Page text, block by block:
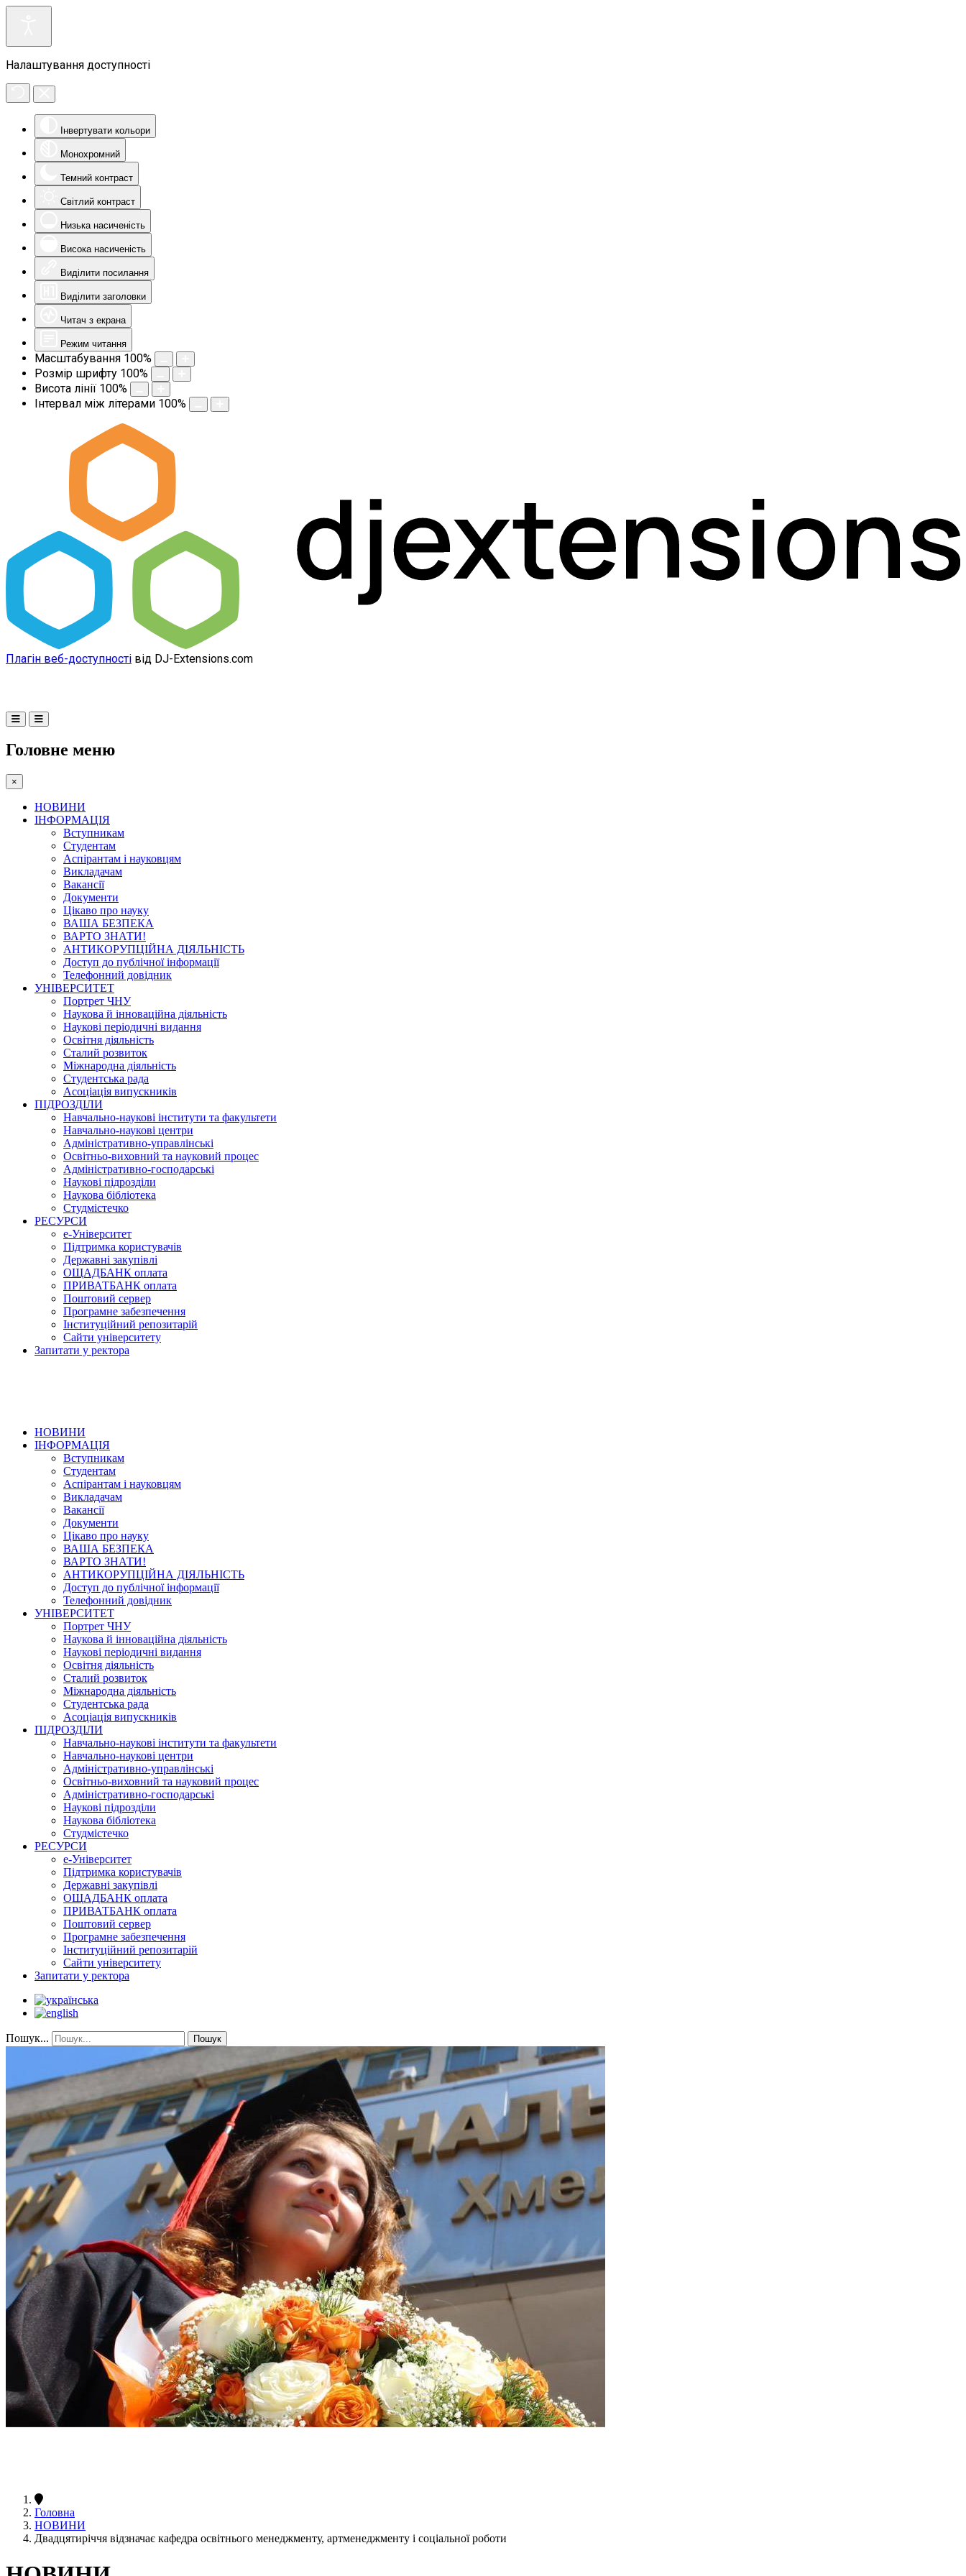
Налаштування доступності
Інвертувати кольори
Монохромний
Темний контраст
Світлий контраст
Низька насиченість
Висока насиченість
Виділити посилання
Виділити заголовки
Читач з екрана
Режим читання
Масштабування 100%
Розмір шрифту 100%
Висота лінії 100%
Інтервал між літерами 100%
Плагін веб-доступності від DJ-Extensions.com
Головне меню
×
НОВИНИ
ІНФОРМАЦІЯ
Вступникам
Студентам
Аспірантам і науковцям
Викладачам
Вакансії
Документи
Цікаво про науку
ВАША БЕЗПЕКА
ВАРТО ЗНАТИ!
АНТИКОРУПЦІЙНА ДІЯЛЬНІСТЬ
Доступ до публічної інформації
Телефонний довідник
УНІВЕРСИТЕТ
Портрет ЧНУ
Наукова й інноваційна діяльність
Наукові періодичні видання
Освітня діяльність
Сталий розвиток
Міжнародна діяльність
Студентська рада
Асоціація випускників
ПІДРОЗДІЛИ
Навчально-наукові інститути та факультети
Навчально-наукові центри
Адміністративно-управлінські
Освітньо-виховний та науковий процес
Адміністративно-господарські
Наукові підрозділи
Наукова бібліотека
Студмістечко
РЕСУРСИ
е-Університет
Підтримка користувачів
Державні закупівлі
ОЩАДБАНК оплата
ПРИВАТБАНК оплата
Поштовий сервер
Програмне забезпечення
Інституційний репозитарій
Сайти університету
Запитати у ректора
НОВИНИ
ІНФОРМАЦІЯ
Вступникам
Студентам
Аспірантам і науковцям
Викладачам
Вакансії
Документи
Цікаво про науку
ВАША БЕЗПЕКА
ВАРТО ЗНАТИ!
АНТИКОРУПЦІЙНА ДІЯЛЬНІСТЬ
Доступ до публічної інформації
Телефонний довідник
УНІВЕРСИТЕТ
Портрет ЧНУ
Наукова й інноваційна діяльність
Наукові періодичні видання
Освітня діяльність
Сталий розвиток
Міжнародна діяльність
Студентська рада
Асоціація випускників
ПІДРОЗДІЛИ
Навчально-наукові інститути та факультети
Навчально-наукові центри
Адміністративно-управлінські
Освітньо-виховний та науковий процес
Адміністративно-господарські
Наукові підрозділи
Наукова бібліотека
Студмістечко
РЕСУРСИ
е-Університет
Підтримка користувачів
Державні закупівлі
ОЩАДБАНК оплата
ПРИВАТБАНК оплата
Поштовий сервер
Програмне забезпечення
Інституційний репозитарій
Сайти університету
Запитати у ректора
Пошук... Пошук
Головна
НОВИНИ
Двадцятиріччя відзначає кафедра освітнього менеджменту, артменеджменту і соціальної роботи